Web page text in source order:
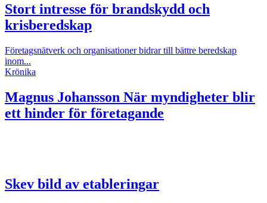
Stort intresse för brandskydd och
krisberedskap
Företagsnätverk och organisationer bidrar till bättre beredskap
inom...
Krönika
Magnus Johansson När myndigheter blir
ett hinder för företagande
Skev bild av etableringar